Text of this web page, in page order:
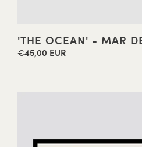
'THE OCEAN' - MAR
Precio
€45,00 EUR